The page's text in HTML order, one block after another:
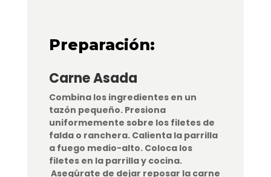
Preparación:
Carne Asada
Combina los ingredientes en un
tazón pequeño. Presiona
uniformemente sobre los filetes de
falda o ranchera. Calienta la parrilla
a fuego medio-alto. Coloca los
filetes en la parrilla y cocina.
Asegúrate de dejar reposar la carne